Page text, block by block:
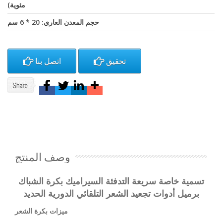
مئوية)
حجم المعدن العاري: 20 * 6 سم
اتصل بنا تحقيق
وصف المنتج
تسمية خاصة سريعة التدفئة السيراميك بكرة الشباك
برميل أدوات تجعيد الشعر التلقائي الدورية الحديد
ميزات بكرة الشعر